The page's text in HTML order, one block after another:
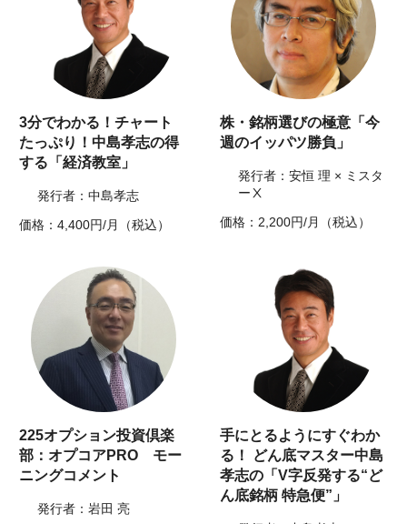
3分でわかる！チャート
たっぷり！中島孝志の得
する「経済教室」
発行者：中島孝志
価格：4,400円/月（税込）
株・銘柄選びの極意「今
週のイッパツ勝負」
発行者：安恒 理 × ミスタ
ーⅩ
価格：2,200円/月（税込）
225オプション投資倶楽
部：オプコアPRO モー
ニングコメント
発行者：岩田 亮
手にとるようにすぐわか
る！ どん底マスター中島
孝志の「V字反発する“ど
ん底銘柄 特急便”」